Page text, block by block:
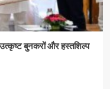
उत्कृष्ट बुनकरों और हस्तशिल्प